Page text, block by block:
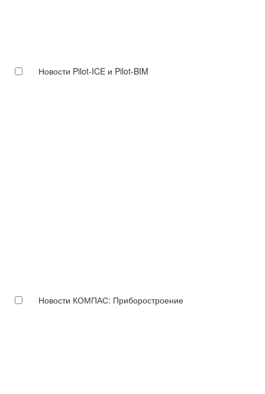
Новости Pilot-ICE и Pilot-BIM
Новости КОМПАС: Приборостроение